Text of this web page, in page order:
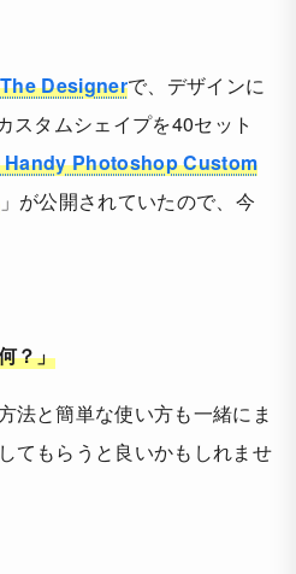
Designerで、デザインに
スタムシェイプを40セット
Handy Photoshop Custom
」が公開されていたので、今
？」
法と簡単な使い方も一緒にま
てもらうと良いかもしれませ